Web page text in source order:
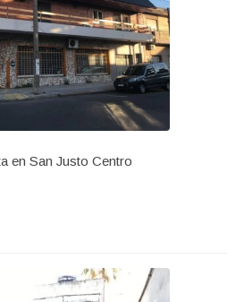
en San Justo Centro